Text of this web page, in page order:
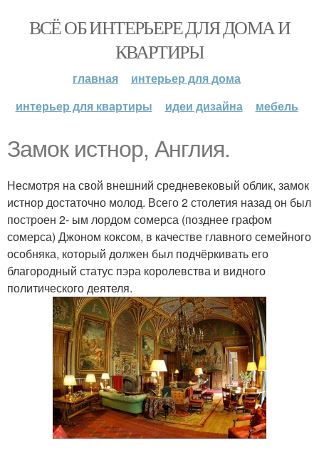
ВСЁ ОБ ИНТЕРЬЕРЕ ДЛЯ ДОМА И
КВАРТИРЫ
главная
интерьер для дома
интерьер для квартиры
идеи дизайна мебель
Замок истнор, Англия.
Несмотря на свой внешний средневековый облик, замок
истнор достаточно молод. Всего 2 столетия назад он был
построен 2- ым лордом сомерса (позднее графом
сомерса) Джоном коксом, в качестве главного семейного
особняка, который должен был подчёркивать его
благородный статус пэра королевства и видного
политического деятеля.